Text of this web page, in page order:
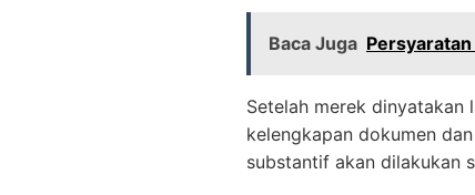
Baca Juga
Setelah merek dinyatakan
kelengkapan dokumen
substantif akan dilakukan